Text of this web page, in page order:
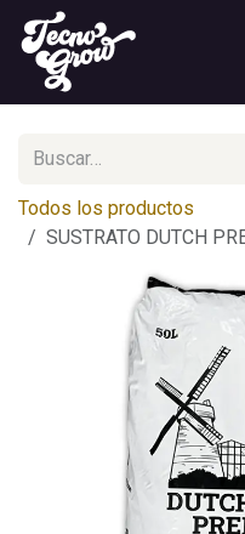
Ir al contenido
Todos los productos
SUSTRATO DUTCH